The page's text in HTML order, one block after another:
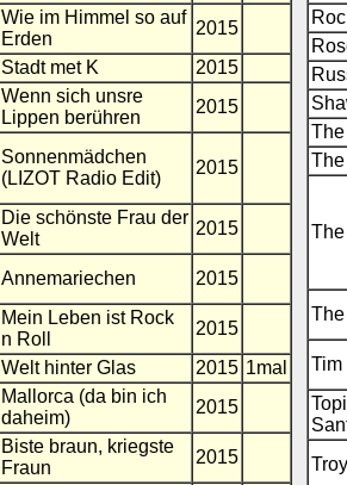
Wie im Himmel so auf
Erden
2015
Stadt met K
2015
Wenn sich unsre
Lippen berühren
2015
Sonnenmädchen
(LIZOT Radio Edit)
2015
Die schönste Frau der
Welt
2015
Annemariechen 2015
Mein Leben ist Rock
n Roll
2015
Welt hinter Glas 2015 1mal
Mallorca (da bin ich
daheim)
2015
Biste braun, kriegste
Fraun
2015
Tim